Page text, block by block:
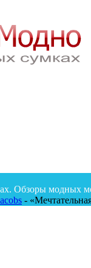
Обзоры модных
-